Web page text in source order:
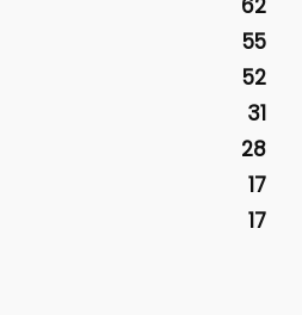
62
55
52
31
28
17
17